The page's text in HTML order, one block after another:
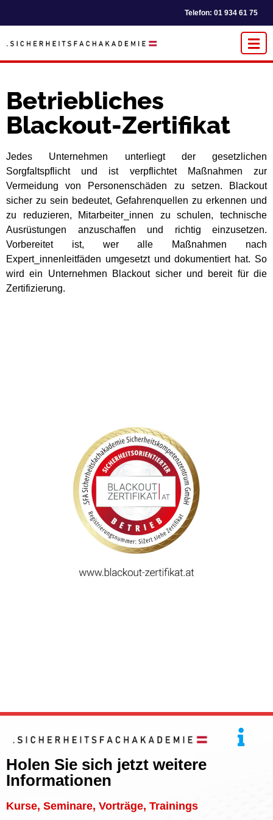
Telefon: 01 934 61 75
Betriebliches
Blackout-Zertifikat
Jedes Unternehmen unterliegt der gesetzlichen
Sorgfaltspflicht und ist verpflichtet Maßnahmen zur
Vermeidung von Personenschäden zu setzen. Blackout
sicher zu sein bedeutet, Gefahrenquellen zu erkennen und
zu reduzieren, Mitarbeiter_innen zu schulen, technische
Ausrüstungen anzuschaffen und richtig einzusetzen.
Vorbereitet ist, wer alle Maßnahmen nach
Expert_innenleitfäden umgesetzt und dokumentiert hat. So
wird ein Unternehmen Blackout sicher und bereit für die
Zertifizierung.
Holen Sie sich jetzt weitere
Informationen
Kurse, Seminare, Vorträge, Trainings